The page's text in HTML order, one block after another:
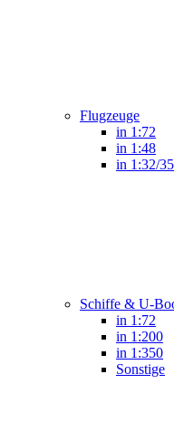
Flugzeuge
in 1:72
in 1:48
in 1:32/35
Schiffe & U-
in 1:72
in 1:200
in 1:350
Sonstige